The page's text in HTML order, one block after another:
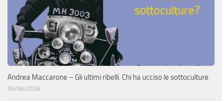
Andrea Maccarone – Gli ultimi ribelli. Chi ha ucciso le sottoculture
30/06/2026